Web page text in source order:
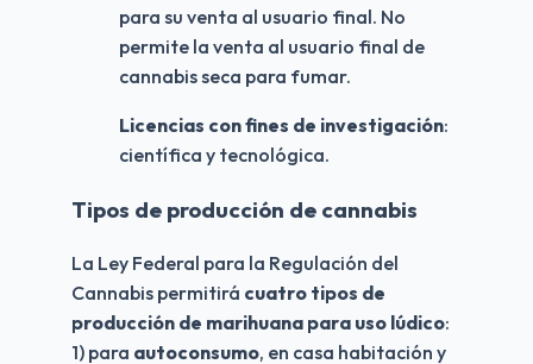
para su venta al usuario final. No
permite la venta al usuario final de
cannabis seca para fumar.
Licencias con fines de investigación:
científica y tecnológica.
Tipos de producción de cannabis
La Ley Federal para la Regulación del
Cannabis permitirá cuatro tipos de
producción de marihuana para uso lúdico:
1) para autoconsumo, en casa habitación y